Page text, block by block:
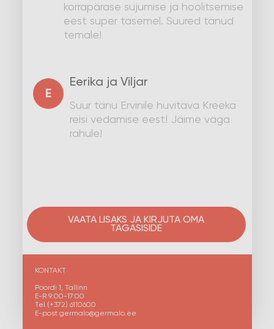
korrapärase sujumise ja hoolitsemise
eest super tasemel. Suured tänud
temale!
E
Eerika ja Viljar
Suur tänu Ervinile huvitava Kreeka
reisi vedamise eest! Jäime väga
rahule!
VAATA LISAKS JA KIRJUTA OMA
TAGASISIDE
KONTAKT
Poordi 1, Tallinn
E-R 9:00-17:00
Tel (+372) 6110600
E-post germalo@germalo.ee